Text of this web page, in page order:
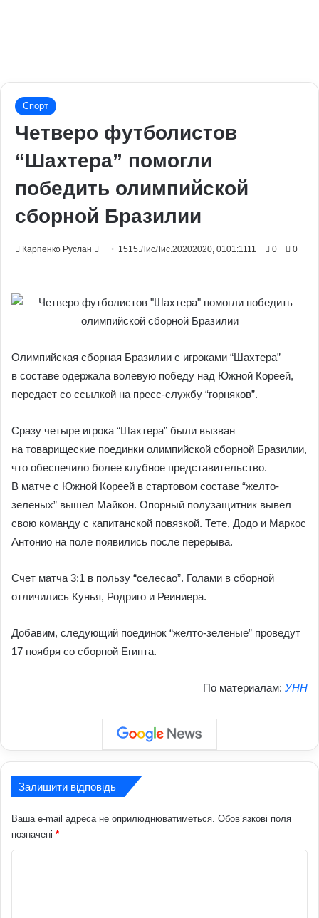
Спорт
Четверо футболистов
“Шахтера” помогли
победить олимпийской
сборной Бразилии
Карпенко Руслан
Send 1515.ЛисЛис.20202020, 0101:1111 0 0
Олимпийская сборная Бразилии с игроками “Шахтера”
в составе одержала волевую победу над Южной Кореей,
передает со ссылкой на пресс-службу “горняков”.
Сразу четыре игрока “Шахтера” были вызван
на товарищеские поединки олимпийской сборной Бразилии,
что обеспечило более клубное представительство.
В матче с Южной Кореей в стартовом составе “желто-
зеленых” вышел Майкон. Опорный полузащитник вывел
свою команду с капитанской повязкой. Тете, Додо и Маркос
Антонио на поле появились после перерыва.
Счет матча 3:1 в пользу “селесао”. Голами в сборной
отличились Кунья, Родриго и Реиниера.
Добавим, следующий поединок “желто-зеленые” проведут
17 ноября со сборной Египта.
По материалам: УНН
Залишити відповідь
Ваша e-mail адреса не оприлюднюватиметься. Обов’язкові поля
позначені *